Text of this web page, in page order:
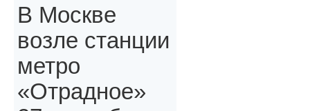
В Москве
возле станции
метро
«Отрадное»